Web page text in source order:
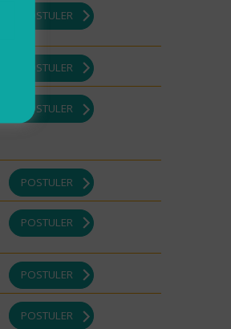
POSTULER
POSTULER
POSTULER
POSTULER
POSTULER
POSTULER
POSTULER